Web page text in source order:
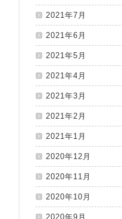
2021年7月
2021年6月
2021年5月
2021年4月
2021年3月
2021年2月
2021年1月
2020年12月
2020年11月
2020年10月
2020年9月